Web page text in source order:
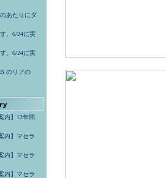
あたりにダ
。6/24に実
。6/24に実
のリアの
内】12年間
内】マセラ
内】マセラ
内】マセラ